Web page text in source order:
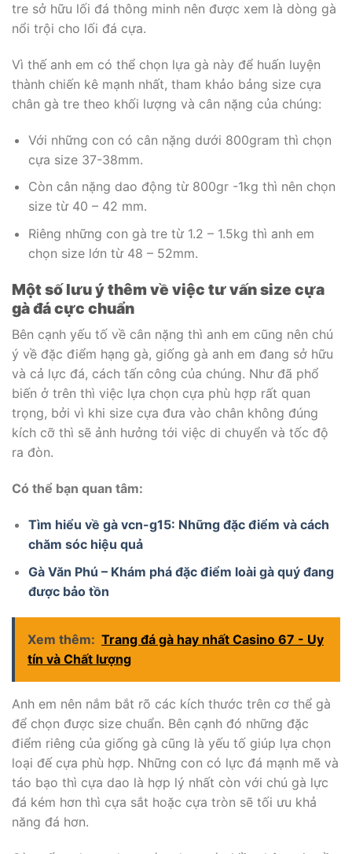
tre sở hữu lối đá thông minh nên được xem là dòng gà
nổi trội cho lối đá cựa.
Vì thế anh em có thể chọn lựa gà này để huấn luyện
thành chiến kê mạnh nhất, tham khảo bảng size cựa
chân gà tre theo khối lượng và cân nặng của chúng:
Với những con có cân nặng dưới 800gram thì chọn
cựa size 37-38mm.
Còn cân nặng dao động từ 800gr -1kg thì nên chọn
size từ 40 – 42 mm.
Riêng những con gà tre từ 1.2 – 1.5kg thì anh em
chọn size lớn từ 48 – 52mm.
Một số lưu ý thêm về việc tư vấn size cựa
gà đá cực chuẩn
Bên cạnh yếu tố về cân nặng thì anh em cũng nên chú
ý về đặc điểm hạng gà, giống gà anh em đang sở hữu
và cả lực đá, cách tấn công của chúng. Như đã phổ
biến ở trên thì việc lựa chọn cựa phù hợp rất quan
trọng, bởi vì khi size cựa đưa vào chân không đúng
kích cỡ thì sẽ ảnh hưởng tới việc di chuyển và tốc độ
ra đòn.
Có thể bạn quan tâm:
Tìm hiểu về gà vcn-g15: Những đặc điểm và cách
chăm sóc hiệu quả
Gà Văn Phú – Khám phá đặc điểm loài gà quý đang
được bảo tồn
Xem thêm: Trang đá gà hay nhất Casino 67 - Uy
tín và Chất lượng
Anh em nên nắm bắt rõ các kích thước trên cơ thể gà
để chọn được size chuẩn. Bên cạnh đó những đặc
điểm riêng của giống gà cũng là yếu tố giúp lựa chọn
loại đế cựa phù hợp. Những con có lực đá mạnh mẽ và
táo bạo thì cựa dao là hợp lý nhất còn với chú gà lực
đá kém hơn thì cựa sắt hoặc cựa tròn sẽ tối ưu khả
năng đá hơn.